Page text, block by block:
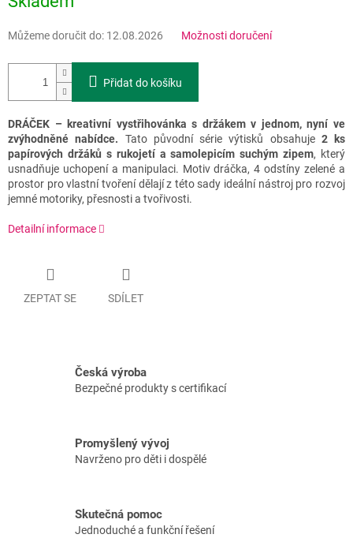
Můžeme doručit do: 12.08.2026 Možnosti doručení
Přidat do košíku
DRÁČEK – kreativní vystřihovánka s držákem v jednom, nyní ve
zvýhodněné nabídce. Tato původní série výtisků obsahuje 2 ks
papírových držáků s rukojetí a samolepicím suchým zipem, který
usnadňuje uchopení a manipulaci. Motiv dráčka, 4 odstíny zelené a
prostor pro vlastní tvoření dělají z této sady ideální nástroj pro rozvoj
jemné motoriky, přesnosti a tvořivosti.
Detailní informace
ZEPTAT SE SDÍLET
Česká výroba
Bezpečné produkty s certifikací
Promyšlený vývoj
Navrženo pro děti i dospělé
Skutečná pomoc
Jednoduché a funkční řešení